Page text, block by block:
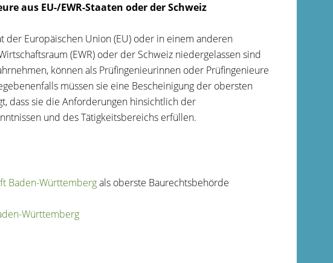
aus EU-/EWR-Staaten oder der Schweiz
Europäischen Union (EU) oder in einem anderen
(EWR) oder der Schweiz niedergelassen sind
können als Prüfingenieurinnen oder Prüfingenieure
müssen sie eine Bescheinigung der obersten
dass sie die Anforderungen hinsichtlich der
und des Tätigkeitsbereichs erfüllen.
Baden-Württembergals oberste Baurechtsbehörde
Württemberg